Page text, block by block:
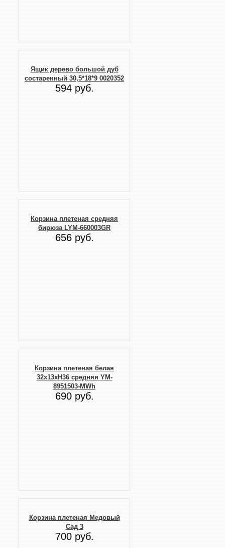
Ящик дерево большой дуб
состаренный 30,5*18*9 0020352
594 руб.
Корзина плетеная средняя
бирюза LYM-660003GR
656 руб.
Корзина плетеная белая
32х13хH36 средняя YM-
8951503-MWh
690 руб.
Корзина плетеная Медовый
Сад 3
700 руб.